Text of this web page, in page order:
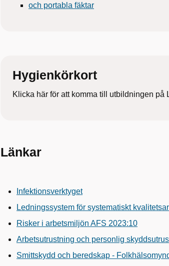
och portabla fäktar
Hygienkörkort
Klicka här för att komma till utbildningen på
Länkar
Infektionsverktyget
Ledningssystem för systematiskt
Risker i arbetsmiljön AFS 2023:10
Arbetsutrustning och personlig
Smittskydd och beredskap -